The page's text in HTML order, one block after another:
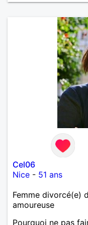
Cel06
Nice - 51 ans
Femme divorcé(e)
amoureuse
Pourquoi ne pas